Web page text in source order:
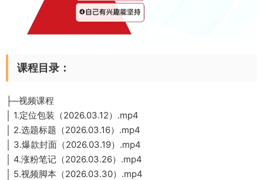
课程目录：
├─视频课程
│ 1.定位包装（2026.03.12）.mp4
│ 2.选题标题（2026.03.16）.mp4
│ 3.爆款封面（2026.03.19）.mp4
│ 4.涨粉笔记（2026.03.26）.mp4
│ 5.视频脚本（2026.03.30）.mp4